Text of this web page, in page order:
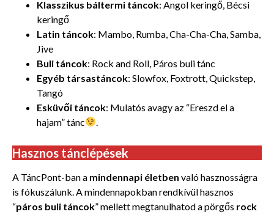
Klasszikus báltermi táncok: Angol keringő, Bécsi
keringő
Latin táncok: Mambo, Rumba, Cha-Cha-Cha, Samba,
Jive
Buli táncok: Rock and Roll, Páros buli tánc
Egyéb társastáncok: Slowfox, Foxtrott, Quickstep,
Tangó
Esküvői táncok: Mulatós avagy az “Ereszd el a
hajam” tánc
.
Hasznos tánclépések
A TáncPont-ban a mindennapi életben való hasznosságra
is fókuszálunk. A mindennapokban rendkívül hasznos
“páros buli táncok” mellett megtanulhatod a pörgős rock